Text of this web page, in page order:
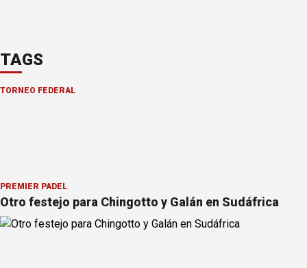
TAGS
TORNEO FEDERAL
PREMIER PÁDEL
Otro festejo para Chingotto y Galán en Sudáfrica